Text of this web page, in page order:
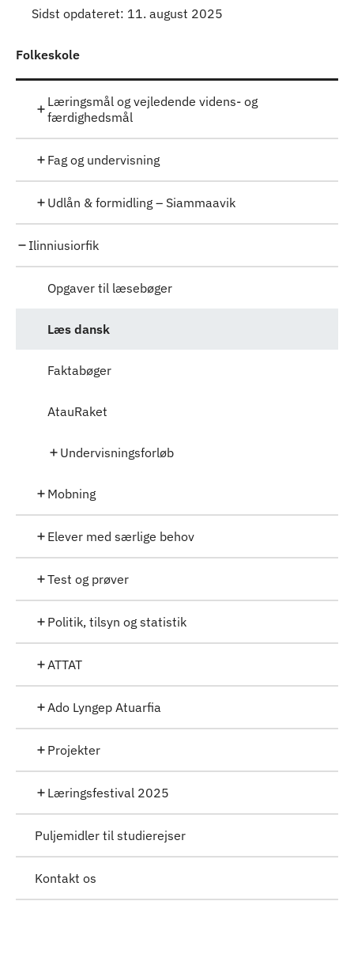
Indhold
Sidst opdateret: 11. august 2025
Folkeskole
Læringsmål og vejledende videns- og
færdighedsmål
Fag og undervisning
Udlån & formidling – Siammaavik
Ilinniusiorfik
Opgaver til læsebøger
Læs dansk
Faktabøger
AtauRaket
Undervisningsforløb
Mobning
Elever med særlige behov
Test og prøver
Politik, tilsyn og statistik
ATTAT
Ado Lyngep Atuarfia
Projekter
Læringsfestival 2025
Puljemidler til studierejser
Kontakt os